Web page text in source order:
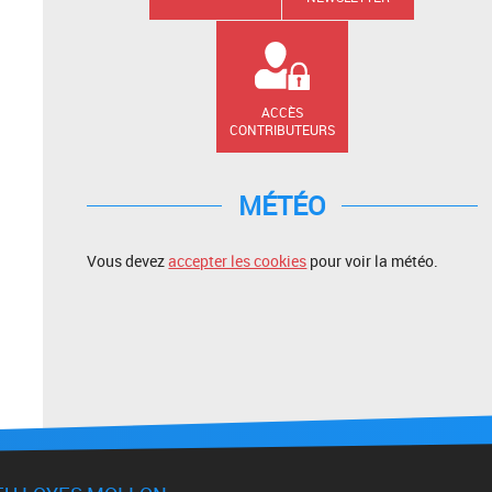
ACCÈS
CONTRIBUTEURS
MÉTÉO
Vous devezaccepter les cookies pour voir la météo.